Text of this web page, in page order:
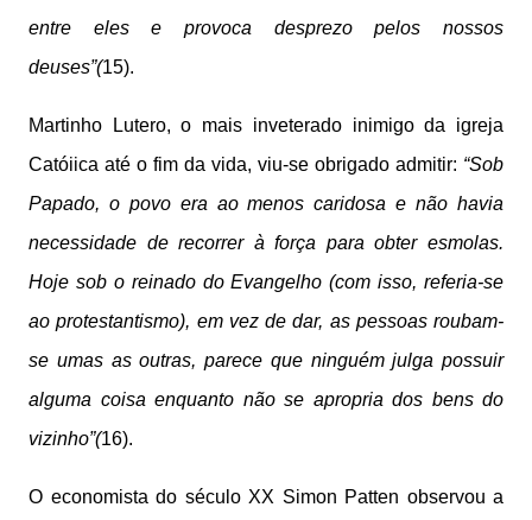
entre eles e provoca desprezo pelos nossos
deuses”(15).
Martinho Lutero, o mais inveterado inimigo da igreja
Catóiica até o fim da vida, viu-se obrigado admitir: “Sob
Papado, o povo era ao menos caridosa e não havia
necessidade de recorrer à força para obter esmolas.
Hoje sob o reinado do Evangelho (com isso, referia-se
ao protestantismo), em vez de dar, as pessoas roubam-
se umas as outras, parece que ninguém julga possuir
alguma coisa enquanto não se apropria dos bens do
vizinho”(16).
O economista do século XX Simon Patten observou a